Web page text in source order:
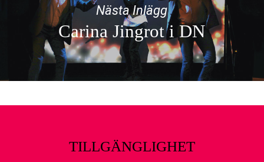
Nästa Inlägg
Carina Jingrot i DN
TILLGÄNGLIGHET